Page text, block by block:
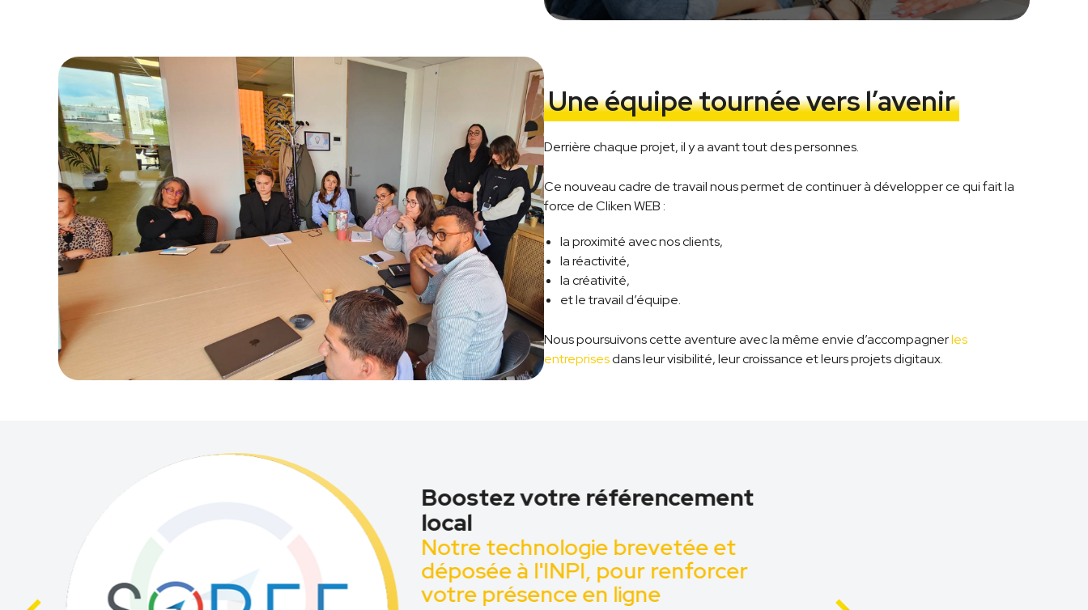
Une équipe tournée vers l’avenir
Derrière chaque projet, il y a avant tout des personnes.
Ce nouveau cadre de travail nous permet de continuer à développer ce qui fait la
force de Cliken WEB :
la proximité avec nos clients,
la réactivité,
la créativité,
et le travail d’équipe.
Nous poursuivons cette aventure avec la même envie d’accompagnerles
entreprisesdans leur visibilité, leur croissance et leurs projets digitaux.
Boostez votre référencement
local
Notre technologie brevetée et
déposée à l'INPI, pour renforcer
votre présence en ligne